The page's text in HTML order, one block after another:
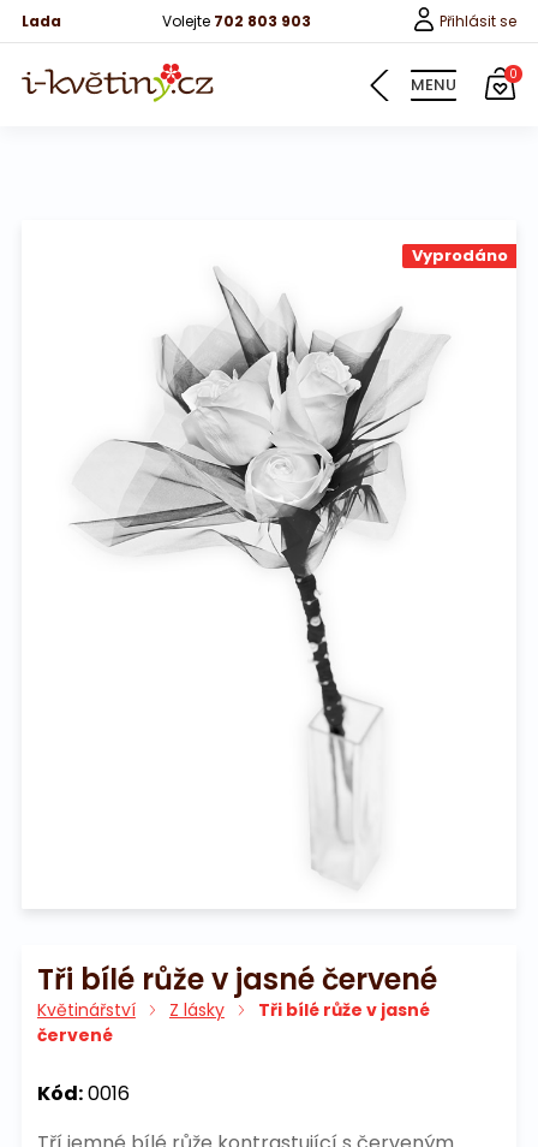
Lada Volejte 702 803 903 Přihlásit se
MENU 0
Na pohřeb
Vyprodáno
Tři bílé růže v jasné červené
Květinářství Z lásky
Tři bílé růže v jasné
červené
Kód:0016